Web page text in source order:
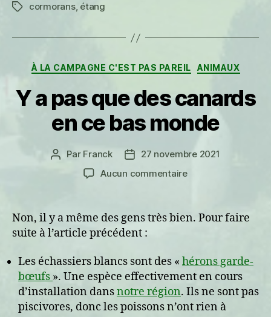
Étiquettes
cormorans, étang
Catégories
À LA CAMPAGNE C'EST PAS PAREIL ANIMAUX
Y a pas que des canards
en ce bas monde
Auteur
l’article
Par Franck
Date27 novembre 2021
Aucun commentairesur
pas
en
ce
bas
monde
Non, il y a même des gens très bien. Pour faire
suite à l’article précédent :
Les échassiers blancs sont des « hérons garde-
bœufs ». Une espèce effectivement en cours
d’installation dansnotre région. Ils ne sont pas
piscivores, donc les poissons n’ont rien à